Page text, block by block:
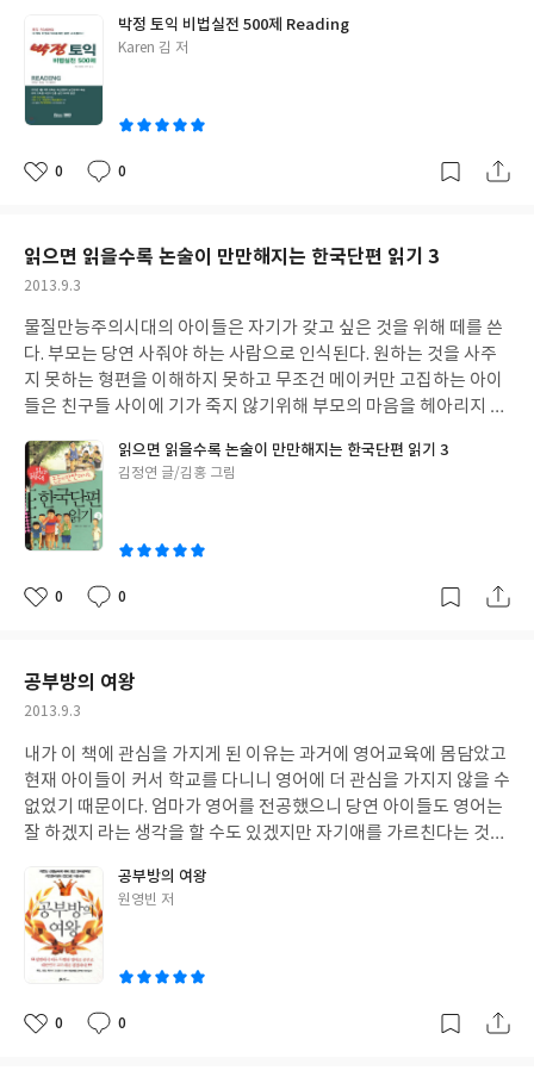
고 있는 종이접기는 단순히 종이접기에 그치지 않고 종이접기를 끝
낸 후 그림 위에 붙여 이야기를 꾸밀 수 있도 유도하고 있다. 말은 많
은 아들은 종이접기가 끝나기 무섭게 상상의 나래를 펼친다. 한 페이
지에 한쌍의 동물, 곤충, 사물 등을 만들 수 있게 해서 아들과 딸 또
는 딸과 엄마가 같이 만들 수 있어 더 좋은 것 같다. 엄마가 접는 것을
다. 결코 복잡하지 않을 뿐더러 우리가 생각하는 색종이와 다르게 이
로 확인할 수 있고 한단계한단계 진행될수록 점점 형태가 완성이되
는 것을 보는 즐거움과 다양한 색깔에 접는 재미까지 생긴다. 엄마인
이 드는 학습지다. 만3~6세를 위한 두뇌퍼즐 워크북은 순서와 규칙
을 직관적으로 파악하는 힘을 기르고 대칭 모양 찾기, 퍼즐 조각 맞
추기등 두뇌훈련을 할 수 있는 학습지로써 딸과 아들이 같이 하면서
더 재미있었는데 4살인 딸은 조금 어려워했지만 7살인 아들은 척척
답을 잘 찾아냈다. 아직 다른 학습지를 만나보지 못했지만 다른 책에
대한 기대감도 생기고, 가정에서 손쉽게 아무때나 아이와 함께 즐기
면서 공부할 수 있어 좋은 것 같다. 공부라는 거리감을 재미로 바꿔
주는 '코뿔소'시리즈 학습지 "왜 이제 나온거야~~."
족한 영역이 어디인지 알 수 있는 기회가 될 것이다. 누구나 공통적
으로 파트가 뒤로 갈수록 어렵겠지만 어려운 파트를 잘 극복할 수 있
는 방법은 있을터 그 부분을 집중적으로 공부하면 많은 도움이 되지
않을까. 무엇보다 실전 문제와 해설 풀이 및 비법 전략과 핵심빈출단
어 들이 수록되어 더 도움이 되리라 의심지 않지만 토익시험은 많이
쳐보고 나의 부족한 부분을 커버한다면 점수는 더 높아지리라 생각
한다. 박정 토익 듣기편에서는 문제집과 해설접 및 무료 엠피3 파일
토익 시험을 칠 때 그 분위기 그대로~~ 토익 공부를 해도 점수가 잘
오르지 않거나 토익 공부 할 시간이 부족한 사람들에게 이 책이 유용
하게 사용 될 것이다.
부분은 언제나 쉽다. 무언가를 하려고 토익 점수 몇 점 이상되어야
하고 하고싶은 마음은 굴뚝 같으나 점수가 항상 테클을 걸고 이제는
토익 고득점이라도 고득점자들이 워낙 많으니 그 또한 나에게는 스
트레스가 안될 수 없다. 여하튼 남은 남이고 나는 나인지라 점수 또
한 경력에 포함할 수 있으니 이력서 쓸 때 도움이 될꺼란 마음에 토
익공부에 손을 댄다. 박정토익 리딩 파트는 리스닝 파트와 달리 문
제는 어휘력이 있고 요령만 있다면 단시간에 문제를 풀 수 있지만 문
제는 파트7이 문제다. 시간은 정해져 있고 읽어야 하는 지문은 많고
시간은 부족하다. 다 읽어보지도 못하고 찍이 바빴던 때도 있었고 시
간이 부족해 설렁설렁 읽고 문제를 풀어야 했던 때도 있었다. 지금은
시간 안에 어느정도 지문을 읽고 문제를 풀긴하지만 역시나 점수와
는 연결이 쉽지 않다. 이런 나의 고민은 토익을 공부하는 사람들의
공통된 부분이라고 할 수 있는데 이런 나의 부족한 부분을 도와 줄
생각이 들지만 실내용은 알차고 정갈해서 마음에 든다. 토익 공부를
하면서 가장 중요한 것이 역시 반복학습이요, 문제를 많이 접하면서
실경험을 쌓는 것이 중요한데 이 책은 그런 부분을 잘 제공하고 있는
것 같다. 나와 같이 토익공부를 새로 시작하는 사람에게 시험 경향이
어떠한지 알 수 있는데 토익 시험은 그 틀이 정해져 있지만 날로 새
로워진 시대에 문제 또한 날로 달라지는 경향을 띄고 있다. 비즈니스
인이 아닌 일반인들에게 이런 공부를 한다는게 좀 생뚱맞지만 그럼
아이들이 많다. 최신 경향에 맞게 단어들 또한 친숙하면서도 구성이
잘 되어 있어 시험에 바로 나올 듯 한 단어들이 잘 정리되어 있어 공
부에 훨 편하다. 공부야 어떻게 하든 우리의 목표는 고득점이다. 박
정토익에서는 고득점의 노하우를 실전 문제를 통해 가르쳐 주고 있
다. 이렇게 공부하고도 시험장에서 긴장해 시간이 부족하다면 해석
없이 바로 찍기도 가르쳐 준다. 공부를 안하는 것보다 하면 몇 점이
라도 점수가 더 잘 나온다는 것을 안다면 하나라도 더 열심히 보는
기회로 삼자.
박정 토익 비법실전 500제 Reading
글
Karen 김 저
좋
0
댓
0
작
읽으면 읽을수록 논술이 만만해지는 한국단편 읽기 3
작
일
2013.9.3
물질만능주의시대의 아이들은 자기가 갖고 싶은 것을 위해 떼를 쓴
다. 부모는 당연 사줘야 하는 사람으로 인식된다. 원하는 것을 사주
지 못하는 형편을 이해하지 못하고 무조건 메이커만 고집하는 아이
들은 친구들 사이에 기가 죽지 않기위해 부모의 마음을 헤아리지 못
학습을 위해 공부를 하지만 부모의 입장에서 이 책을 통해 아이들이
시대적으로 어렵게 사셨던 부모세대를 이해하는 시간이 되었으면
하고 현재 자신들이 얼마나 풍족한 세상에 살고 있는지 감사하는 마
음을 가졌으면 하는 것이 나의 개인적인 생각이다. <읽으면 읽을수
록 논술이 만만해지는 한국단편읽기3>편에서는 한국을 대표하는
작가들, 박완서, 황순원, 최인훈, 이범선, 이태준, 현덕 등 8명의 작
국소설보다는 외국소설을 더 많이 읽는 편이지만 우리가 몰랐던 단
편들도 있다는 사실, 학습용으로 이용되지 않으면 과연 몇 명이나
관심을 가지고 읽을 것인가. 그런 생각을 하면 아이들에게 이렇게 라
도 읽혀지고 공부할 수 있는 시간이 되는 것이 얼마나 다행인지... 교
과서에 수록된 아름다운 우리단편소설은 예비중학생을 위한 초등
학생을 대상으로 책이 만들어졌기에 우리나라 말이지만 이해 못하
는 단어나 문장을 잘 풀이해석하고 있다. '한국을 대표하는 작가들
끼게 된다. 외국 소설은 우리나라 말로 번역되어서 그런지 읽으면 쉽
고 편하게 느껴지는 반면 우리나라 소설 특히 오래된 것일수록 이해
하기가 힘들다는 것에 부담감이 없지 않다. 여하튼, 논술이 만만해
지도록 상세한 설명을 충실히 해 두어서 전반적인 이해가 편하다. 이
책을 읽는 방법에도 원문에 들어가기 앞서 지은이와 줄거리, 한국단
편 읽기 전 등을 통해 원문에 대한 이해를 도우고 있다. 그리고 원문
이 끝나면 짧은 글짓기, 이해력과 사고력 및 논리력을 높이기 위한
읽으면 읽을수록 논술이 만만해지는 한국단편 읽기 3
글
김정연 글/김홍 그림
좋
0
댓
0
작
공부방의 여왕
작
일
2013.9.3
내가 이 책에 관심을 가지게 된 이유는 과거에 영어교육에 몸담았고
현재 아이들이 커서 학교를 다니니 영어에 더 관심을 가지지 않을 수
없었기 때문이다. 엄마가 영어를 전공했으니 당연 아이들도 영어는
잘 하겠지 라는 생각을 할 수도 있겠지만 자기애를 가르친다는 것은
애는 왜이렇게 많은 인내를 요구되는지...엄마가 너무 큰 기대를 가
지고 있어서 그런지도 모르겠지만 여하튼 자기 애를 가르친다는 것
은 나 역시 힘들다고 생각한다. 이유야 어떻든 나는 한창 공부방 열
풍일 때 부터 공부방에 대한 관심을 가지고 있었지만 실행하지 못한
한 사람으로서 이 책을 읽어보고 싶었다. 공부방 하면 초등학교 과목
을 두루 가르쳐주기도 하고 숙제도 봐주는 방과 후 학습으로 생각했
공부방의 여왕
글
원영빈 저
좋
0
댓
0
작